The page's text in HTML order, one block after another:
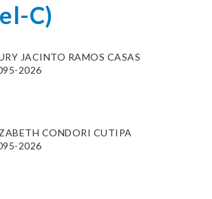
C)
JACINTO RAMOS CASAS
2026
CONDORI CUTIPA
2026